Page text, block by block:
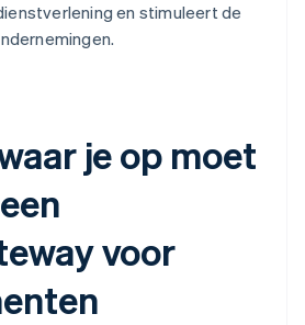
en stimuleert de
je op moet
voor